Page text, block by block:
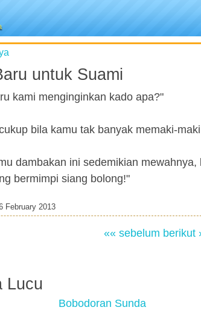
untuk Suami
kami menginginkan kado apa?"
bila kamu tak banyak memaki-
dambakan ini sedemikian
bermimpi siang bolong!"
February 2013
«« sebelum berikut
Lucu
Bobodoran Sunda